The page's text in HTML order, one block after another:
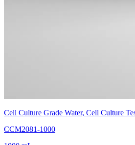
Cell Culture Grade Water, Cell Culture
CCM2081-1000